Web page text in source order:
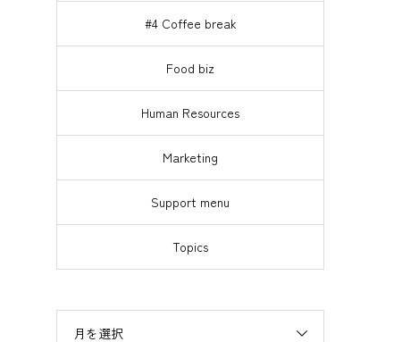
#4 Coffee break
Food biz
Human Resources
Marketing
Support menu
Topics
月を選択